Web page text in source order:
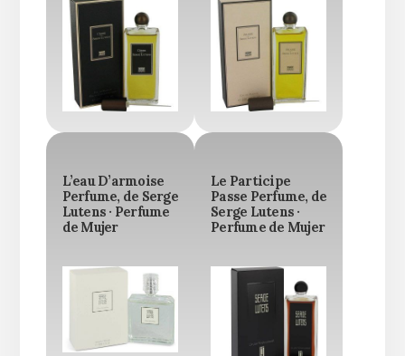
L’eau D’armoise
Perfume, de Serge
Lutens · Perfume
de Mujer
Le Participe
Passe Perfume, de
Serge Lutens ·
Perfume de Mujer